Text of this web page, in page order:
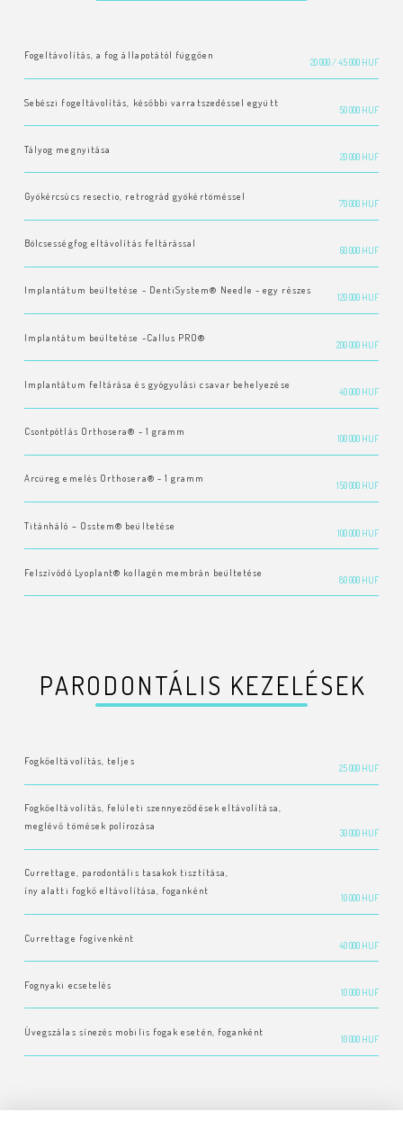
Fogeltávolítás, a fog állapotától függően
20 000 / 45 000 HUF
Sebészi fogeltávolítás, későbbi varratszedéssel együtt
50 000 HUF
Tályog megnyitása
20 000 HUF
Gyökércsúcs resectio, retrográd gyökértöméssel
70 000 HUF
Bölcsességfog eltávolítás feltárással
60 000 HUF
Implantátum beültetése - DentiSystem® Needle - egy részes
120 000 HUF
Implantátum beültetése -Callus PRO®
200 000 HUF
Implantátum feltárása és gyógyulási csavar behelyezése
40 000 HUF
Csontpótlás Orthosera® - 1 gramm
100 000 HUF
Arcüreg emelés Orthosera® - 1 gramm
150 000 HUF
Titánháló – Osstem® beültetése
100 000 HUF
Felszívódó Lyoplant® kollagén membrán beültetése
80 000 HUF
PARODONTÁLIS KEZELÉSEK
Fogkőeltávolítás, teljes
25 000 HUF
Fogkőeltávolítás, felületi szennyeződések eltávolítása,
meglévő tömések polírozása
30 000 HUF
Currettage, parodontális tasakok tisztítása,
íny alatti fogkő eltávolítása, foganként
10 000 HUF
Currettage fogívenként
40 000 HUF
Fognyaki ecsetelés
10 000 HUF
Üvegszálas sínezés mobilis fogak esetén, foganként
10 000 HUF